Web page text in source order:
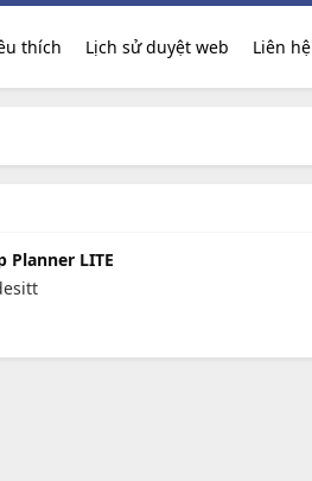
thích Lịch sử duyệt web Liên hệ
Planner LITE